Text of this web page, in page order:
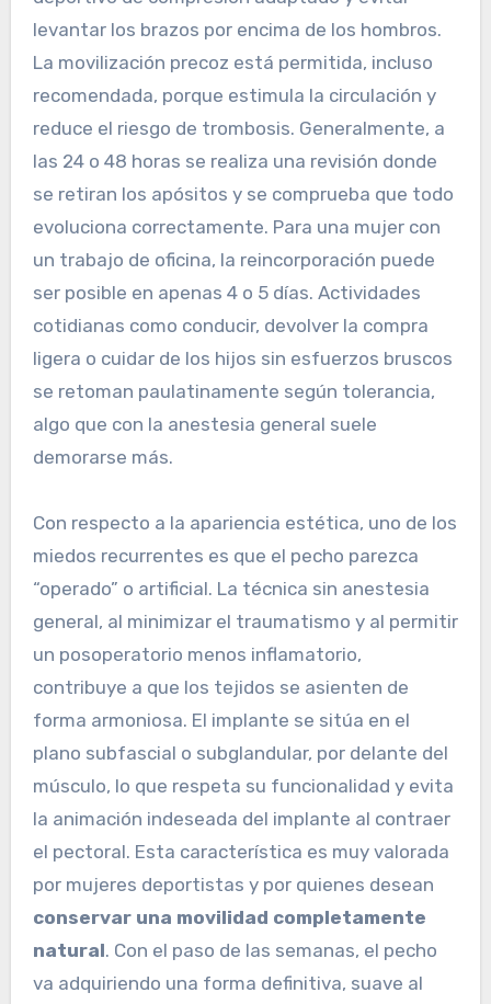
levantar los brazos por encima de los hombros.
La movilización precoz está permitida, incluso
recomendada, porque estimula la circulación y
reduce el riesgo de trombosis. Generalmente, a
las 24 o 48 horas se realiza una revisión donde
se retiran los apósitos y se comprueba que todo
evoluciona correctamente. Para una mujer con
un trabajo de oficina, la reincorporación puede
ser posible en apenas 4 o 5 días. Actividades
cotidianas como conducir, devolver la compra
ligera o cuidar de los hijos sin esfuerzos bruscos
se retoman paulatinamente según tolerancia,
algo que con la anestesia general suele
demorarse más.
Con respecto a la apariencia estética, uno de los
miedos recurrentes es que el pecho parezca
“operado” o artificial. La técnica sin anestesia
general, al minimizar el traumatismo y al permitir
un posoperatorio menos inflamatorio,
contribuye a que los tejidos se asienten de
forma armoniosa. El implante se sitúa en el
plano subfascial o subglandular, por delante del
músculo, lo que respeta su funcionalidad y evita
la animación indeseada del implante al contraer
el pectoral. Esta característica es muy valorada
por mujeres deportistas y por quienes desean
conservar una movilidad completamente
natural. Con el paso de las semanas, el pecho
va adquiriendo una forma definitiva, suave al